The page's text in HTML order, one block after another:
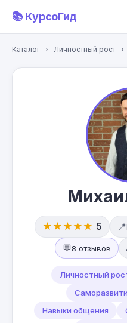
📚 КурсоГид
Каталог › Личностный рост ›
★★★★★ 5 📍
💬8 отзывов
Личностный
Навыки общения